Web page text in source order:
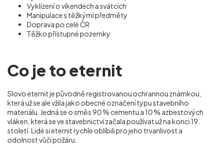
Vyklízení o víkendech a svátcích
Manipulace s těžkými předměty
Doprava po celé ČR
Těžko přístupné pozemky
Co je to eternit
Slovo eternit je původně registrovanou ochrannou známkou,
která už se ale vžila jako obecné označení typu stavebního
materiálu. Jedná se o směs 90 % cementu a 10 % azbestových
vláken, která se ve stavebnictví začala používat už na konci 19.
století. Lidé si eternit rychle oblíbili pro jeho trvanlivost a
odolnost vůči požáru.